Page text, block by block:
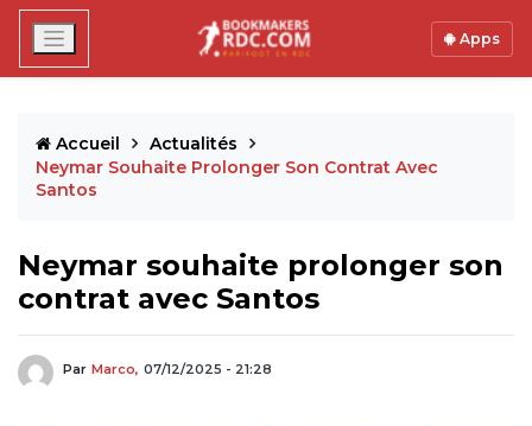
Apps
Accueil
Actualités
Neymar Souhaite Prolonger Son Contrat Avec
Santos
Neymar souhaite prolonger son
contrat avec Santos
Par Marco, 07/12/2025 - 21:28